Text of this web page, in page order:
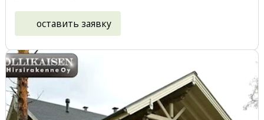
оставить заявку